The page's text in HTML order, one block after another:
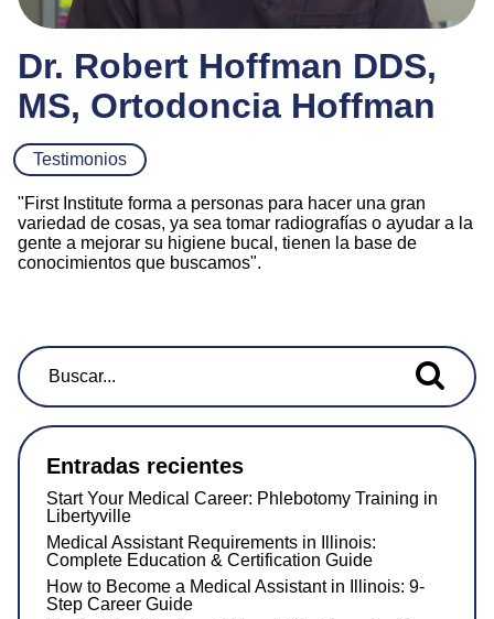
Dr. Robert Hoffman DDS,
MS, Ortodoncia Hoffman
Testimonios
"First Institute forma a personas para hacer una gran
variedad de cosas, ya sea tomar radiografías o ayudar a la
gente a mejorar su higiene bucal, tienen la base de
conocimientos que buscamos".
Buscar...
Entradas recientes
Start Your Medical Career: Phlebotomy Training in
Libertyville
Medical Assistant Requirements in Illinois:
Complete Education & Certification Guide
How to Become a Medical Assistant in Illinois: 9-
Step Career Guide